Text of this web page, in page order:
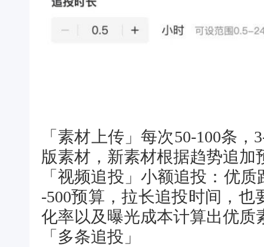
「 素材上传 」每次50-100条，
版素材，新素材根据趋势追加
「视频追投 」小额追投：优
-500预算，拉长追投时间，也
化率以及曝光成本计算出优质
「 多条追投 」